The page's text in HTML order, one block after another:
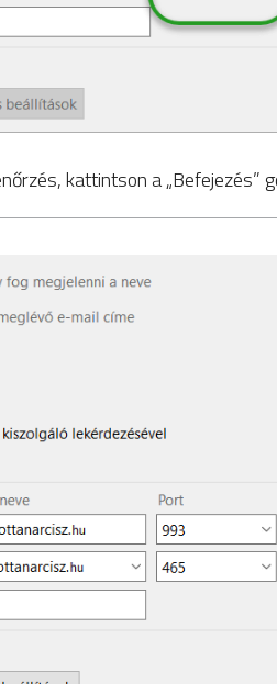
kattintson a „Befejezés”